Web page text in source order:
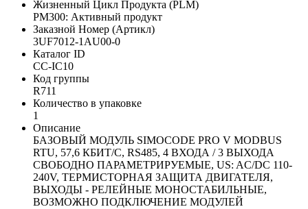
Жизненный Цикл Продукта (PLM)
PM300: Активный продукт
Заказной Номер (Артикл)
3UF7012-1AU00-0
Каталог ID
CC-IC10
Код группы
R711
Количество в упаковке
1
Описание
БАЗОВЫЙ МОДУЛЬ SIMOCODE PRO V MODBUS
RTU, 57,6 КБИТ/С, RS485, 4 ВХОДА / 3 ВЫХОДА
СВОБОДНО ПАРАМЕТРИРУЕМЫЕ, US: AC/DC 110-
240V, ТЕРМИСТОРНАЯ ЗАЩИТА ДВИГАТЕЛЯ,
ВЫХОДЫ - РЕЛЕЙНЫЕ МОНОСТАБИЛЬНЫЕ,
ВОЗМОЖНО ПОДКЛЮЧЕНИЕ МОДУЛЕЙ